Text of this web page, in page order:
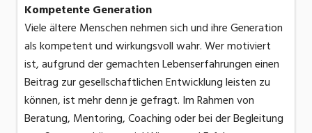
Kompetente Generation
Viele ältere Menschen nehmen sich und ihre Generation
als kompetent und wirkungsvoll wahr. Wer motiviert
ist, aufgrund der gemachten Lebenserfahrungen einen
Beitrag zur gesellschaftlichen Entwicklung leisten zu
können, ist mehr denn je gefragt. Im Rahmen von
Beratung, Mentoring, Coaching oder bei der Begleitung